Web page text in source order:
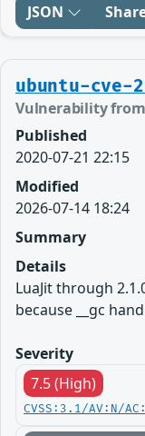
JSON
ubuntu-cve-
Vulnerability
Published
2020-07-21 22:15
Modified
2026-07-14 18:24
Summary
Details
LuaJit through
because __gc
Severity
7.5 (High)
CVSS:3.1/AV:N/